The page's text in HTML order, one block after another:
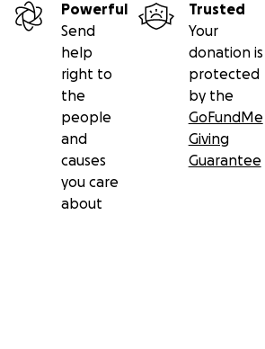
Powerful
Send
help
right to
the
people
and
causes
you care
about
Trusted
Your
donation is
protected
by the
GoFundMe
Giving
Guarantee